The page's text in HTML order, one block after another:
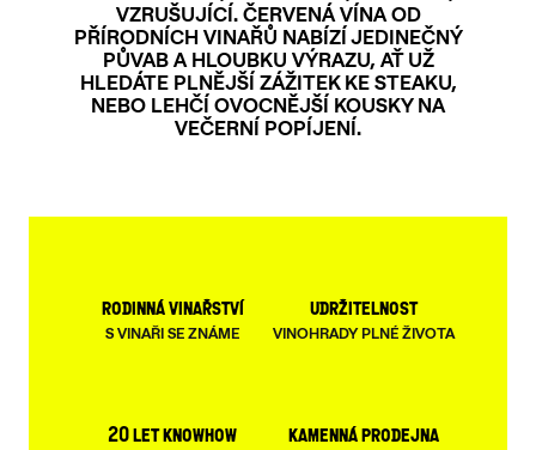
VZRUŠUJÍCÍ. ČERVENÁ VÍNA OD
PŘÍRODNÍCH VINAŘŮ NABÍZÍ JEDINEČNÝ
PŮVAB A HLOUBKU VÝRAZU, AŤ UŽ
HLEDÁTE PLNĚJŠÍ ZÁŽITEK KE STEAKU,
NEBO LEHČÍ OVOCNĚJŠÍ KOUSKY NA
VEČERNÍ POPÍJENÍ.
rodinná vinařství
S VINAŘI SE ZNÁME
udržitelnost
VINOHRADY PLNÉ ŽIVOTA
20 let knowhow kamenná prodejna